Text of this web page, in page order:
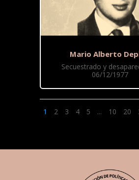
Mario Alberto
Secuestrado y
06/12/1977
1 2 3 4 5 ... 10 20